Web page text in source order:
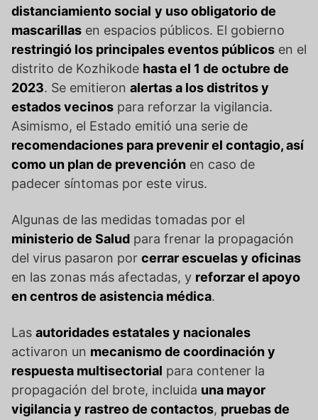
distanciamiento social y uso obligatorio de
mascarillas en espacios públicos. El gobierno
restringió los principales eventos públicos en el
distrito de Kozhikode hasta el 1 de octubre de
2023. Se emitieron alertas a los distritos y
estados vecinos para reforzar la vigilancia.
Asimismo, el Estado emitió una serie de
recomendaciones para prevenir el contagio, así
como un plan de prevención en caso de
padecer síntomas por este virus.
Algunas de las medidas tomadas por el
ministerio de Salud para frenar la propagación
del virus pasaron por cerrar escuelas y oficinas
en las zonas más afectadas, y reforzar el apoyo
en centros de asistencia médica.
Las autoridades estatales y nacionales
activaron un mecanismo de coordinación y
respuesta multisectorial para contener la
propagación del brote, incluida una mayor
vigilancia y rastreo de contactos, pruebas de